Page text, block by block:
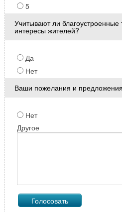
5
Учитывают ли благоустроенные
интересы жителей?
Да
Нет
Ваши пожелания и предложения
Нет
Другое